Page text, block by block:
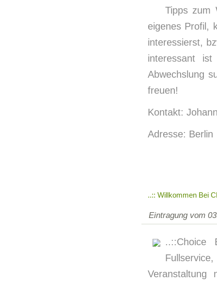
Tipps zum
eigenes Profil,
interessierst,
interessant
Abwechslung
freuen!
Kontakt:
Adresse: Berlin
..:: Willkommen Bei
Eintragung vom
..::Choice
Veranstaltung